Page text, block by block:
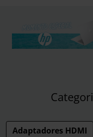
Adaptadores HDMI